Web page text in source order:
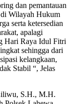
dan pemantauan
di Wilayah Hukum
serta ketersedian
apalagi
Hari Raya Idul Fitri
sehingga dari
kelangkaan,
Stabil “, Jelas
S.H., M.H.